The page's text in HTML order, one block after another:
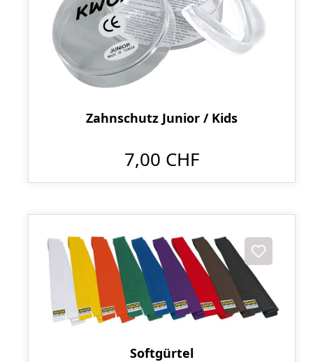
Zahnschutz Junior / Kids
7,00 CHF
Softgürtel